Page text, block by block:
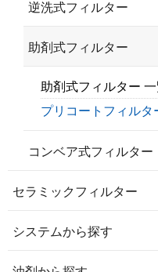
逆洗式フィルター
助剤式フィルター
助剤式フィルター
プリコートフィルタ
コンベア式フィルター
セラミックフィルター
システムから探す